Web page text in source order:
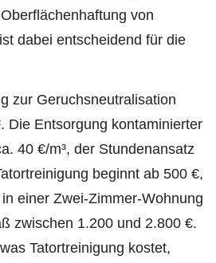
von
dabei entscheidend für die
zur Geruchsneutralisation
Die Entsorgung kontaminierter
40 €/m³, der Stundenansatz
beginnt ab 500 €,
einer Zwei-Zimmer-Wohnung
zwischen 1.200 und 2.800 €.
Tatortreinigung kostet,